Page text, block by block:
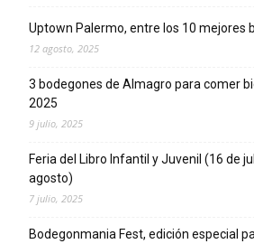
Uptown Palermo, entre los 10 mejores
12 agosto, 2025
3 bodegones de Almagro para comer
2025
9 julio, 2025
Feria del Libro Infantil y Juvenil (16 de
agosto)
7 julio, 2025
Bodegonmania Fest, edición especial